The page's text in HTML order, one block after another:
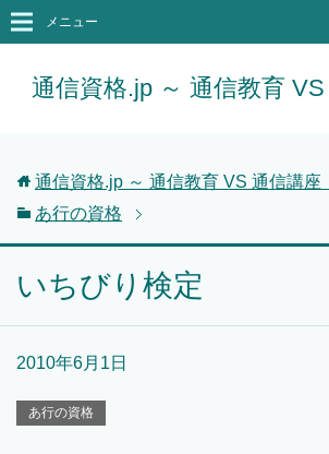
通信資格.jp ～ 通信教育
メニュー
通信資格.jp ～ 通信教育 VS 通信講座
あ行の資格
いちびり検定
2010年6月1日
あ行の資格